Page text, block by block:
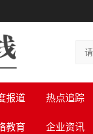
报道 热点追踪
教育 企业资讯